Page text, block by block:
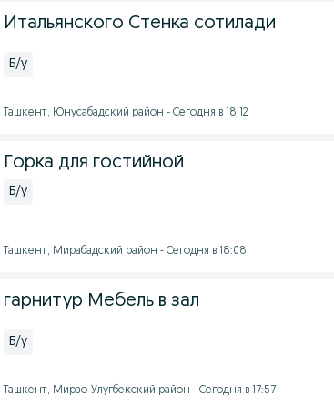
Итальянского Стенка сотилади
Б/у
Ташкент, Юнусабадский район - Сегодня в 18:12
Горка для гостийной
Б/у
Ташкент, Мирабадский район - Сегодня в 18:08
гарнитур Мебель в зал
Б/у
Ташкент, Мирзо-Улугбекский район - Сегодня в 17:57